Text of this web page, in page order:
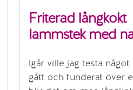
Friterad långkokt
lammstek med
Igår ville jag testa något
gått och funderat över